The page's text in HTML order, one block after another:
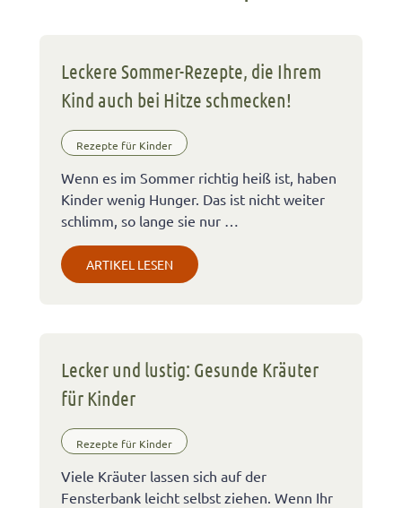
Leckere Sommer-Rezepte, die Ihrem
Kind auch bei Hitze schmecken!
Rezepte für Kinder
Wenn es im Sommer richtig heiß ist, haben
Kinder wenig Hunger. Das ist nicht weiter
schlimm, so lange sie nur …
ARTIKEL LESEN
Lecker und lustig: Gesunde Kräuter
für Kinder
Rezepte für Kinder
Viele Kräuter lassen sich auf der
Fensterbank leicht selbst ziehen. Wenn Ihr